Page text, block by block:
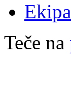
Ekipa
Teče na